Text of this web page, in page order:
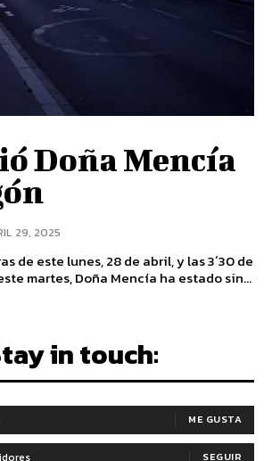
Doña Mencía
29, 2025
de este lunes, 28 de abril, y las 3´30 de
martes, Doña Mencía ha estado sin...
in touch:
ME GUSTA
SEGUIR